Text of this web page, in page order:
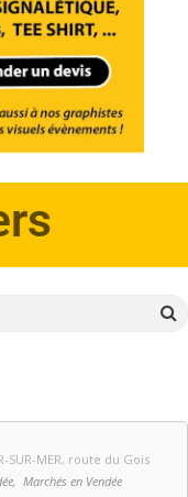
SUR-MER, route du Gois
Marchés en Vendée